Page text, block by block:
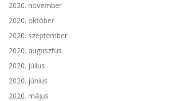
2020. november
2020. október
2020. szeptember
2020. augusztus
2020. július
2020. június
2020. május